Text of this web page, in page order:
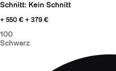
Schnitt: Kein Schnitt
+ 550 € + 379 €
100
Schwarz